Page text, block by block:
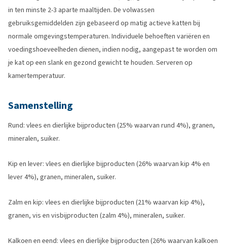
in ten minste 2-3 aparte maaltijden. De volwassen
gebruiksgemiddelden zijn gebaseerd op matig actieve katten bij
normale omgevingstemperaturen. Individuele behoeften variëren en
voedingshoeveelheden dienen, indien nodig, aangepast te worden om
je kat op een slank en gezond gewicht te houden. Serveren op
kamertemperatuur.
Samenstelling
Rund: vlees en dierlijke bijproducten (25% waarvan rund 4%), granen,
mineralen, suiker.
Kip en lever: vlees en dierlijke bijproducten (26% waarvan kip 4% en
lever 4%), granen, mineralen, suiker.
Zalm en kip: vlees en dierlijke bijproducten (21% waarvan kip 4%),
granen, vis en visbijproducten (zalm 4%), mineralen, suiker.
Kalkoen en eend: vlees en dierlijke bijproducten (26% waarvan kalkoen